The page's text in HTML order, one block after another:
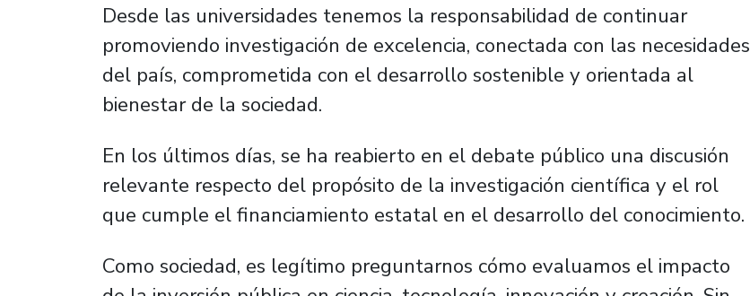
Desde las universidades tenemos la responsabilidad de continuar
promoviendo investigación de excelencia, conectada con las necesidades
del país, comprometida con el desarrollo sostenible y orientada al
bienestar de la sociedad.
En los últimos días, se ha reabierto en el debate público una discusión
relevante respecto del propósito de la investigación científica y el rol
que cumple el financiamiento estatal en el desarrollo del conocimiento.
Como sociedad, es legítimo preguntarnos cómo evaluamos el impacto